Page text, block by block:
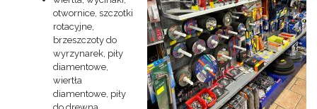
otwornice, szczotki
rotacyjne,
brzeszczoty do
wyrzynarek, piły
diamentowe,
wiertła
diamentowe, piły